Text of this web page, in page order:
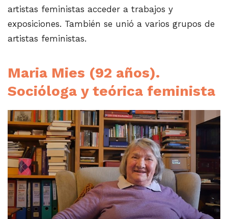
artistas feministas acceder a trabajos y
exposiciones. También se unió a varios grupos de
artistas feministas.
Maria Mies (92 años).
Socióloga y teórica feminista